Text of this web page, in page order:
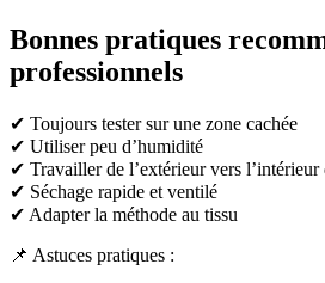
Bonnes pratiques
professionnels
✔ Toujours tester sur une zone cachée
✔ Utiliser peu d’humidité
✔ Travailler de l’extérieur vers l’intérieur
✔ Séchage rapide et ventilé
✔ Adapter la méthode au tissu
📌 Astuces pratiques :